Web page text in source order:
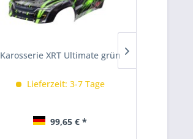
Karosserie XRT Ultimate grün
Lieferzeit: 3-7 Tage
99,65 € *